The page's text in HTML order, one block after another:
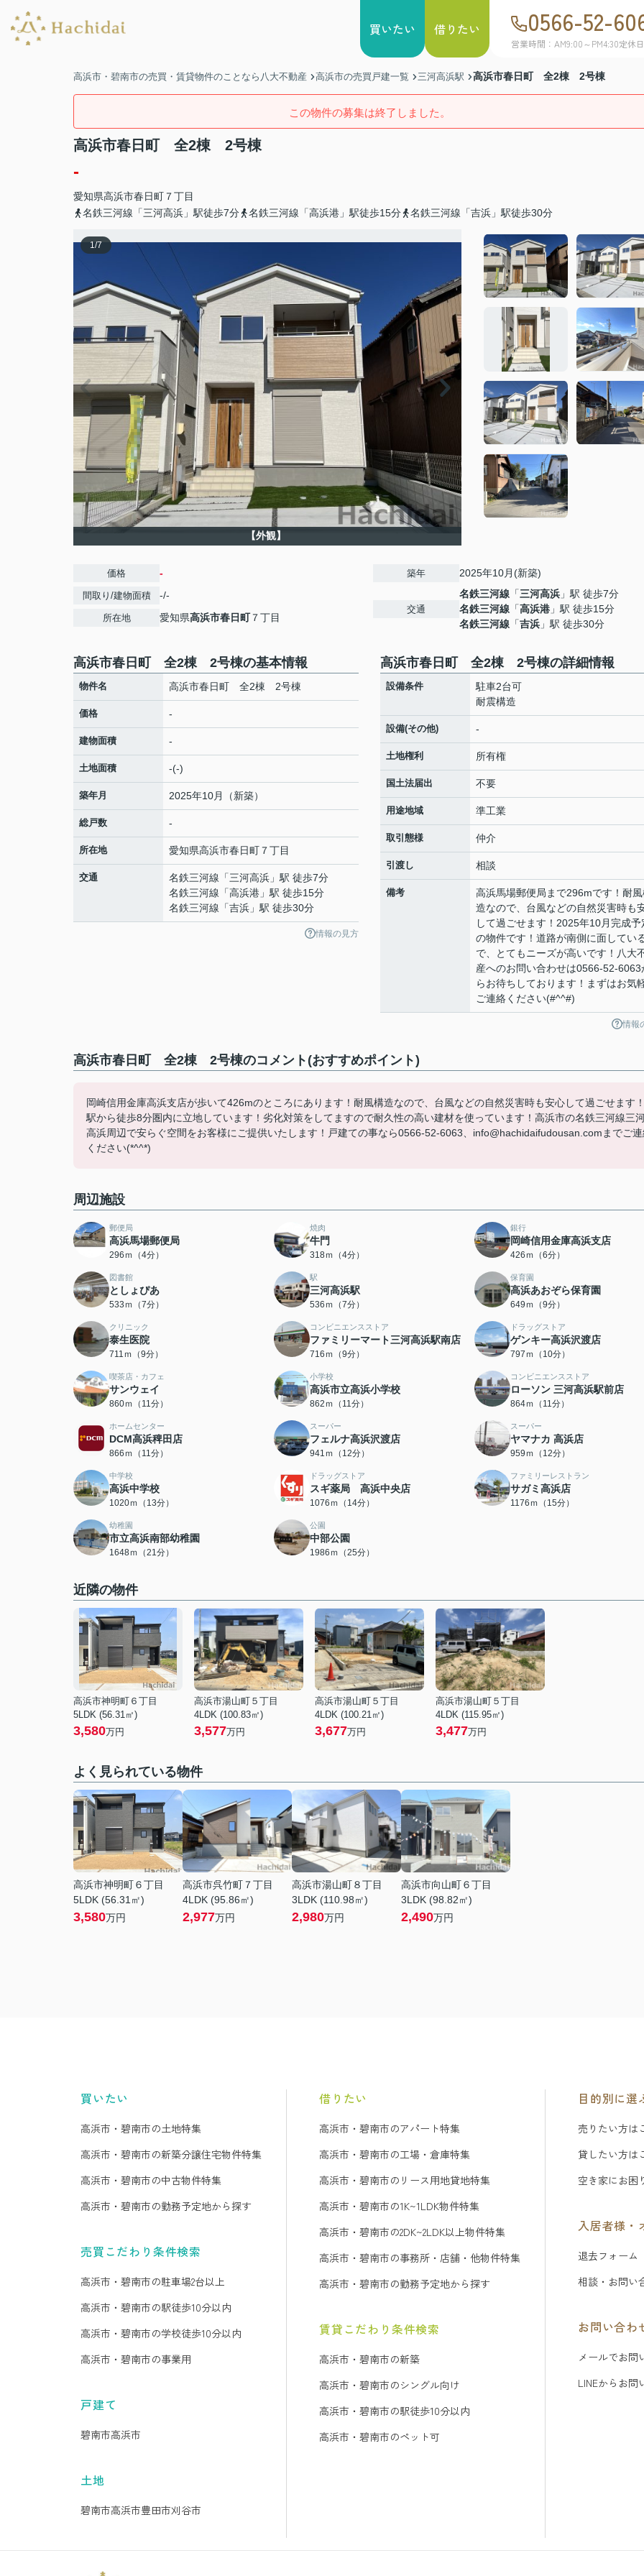
買いたい 借りたい 0566-52-
営業時間：AM9:00～PM4:30定休
高浜市・碧南市の売買・賃貸物件のことなら八大不動産 高浜市の売買戸建一覧 三河高浜駅 高浜市春日町 全2棟 2号棟
この物件の募集は終了しました。
高浜市春日町 全2棟 2号棟
-
愛知県高浜市春日町 ７丁目
名鉄三河線「三河高浜」駅徒歩7分
名鉄三河線「高浜港」駅徒歩15分 名鉄三河線「吉浜」駅徒歩30分
1/7
【外観】
価格 -
間取り/建物面積 -/-
所在地 愛知県高浜市春日町７丁目
築年 2025年10月(新築)
交通
名鉄三河線 「三河高浜 」駅 徒歩7分
名鉄三河線 「高浜港 」駅 徒歩15分
名鉄三河線 「吉浜 」駅 徒歩30分
高浜市春日町 全2棟 2号棟の基本情報
物件名 高浜市春日町 全2棟 2号棟
価格 -
建物面積 -
土地面積 -(-)
築年月 2025年10月（新築）
総戸数 -
所在地 愛知県高浜市春日町 ７丁目
交通 名鉄三河線 「三河高浜 」駅 徒歩7分
名鉄三河線 「高浜港 」駅 徒歩15分
名鉄三河線 「吉浜 」駅 徒歩30分
情報の見方
高浜市春日町 全2棟 2号棟の詳細情報
設備条件
駐車2台可
耐震構造
設備(その他) -
土地権利 所有権
国土法届出 不要
用途地域 準工業
取引態様 仲介
引渡し 相談
備考
高浜馬場郵便局まで296mです！耐
造なので、台風などの自然災害時も
して過ごせます！2025年10月完成予
の物件です！道路が南側に面してい
で、とてもニーズが高いです！八大
産へのお問い合わせは0566-52-6063
らお待ちしております！まずはお気
ご連絡ください(#^^#)
情報
高浜市春日町 全2棟 2号棟のコメント(おすすめポイント)
岡崎信用金庫高浜支店が歩いて426mのところにあります！耐風構造なので、台風などの自然災害時も安心して過ごせます！
駅から徒歩8分圏内に立地しています！劣化対策をしてますので耐久性の高い建材を使っています！高浜市の名鉄三河線三
高浜周辺で安らぐ空間をお客様にご提供いたします！戸建ての事なら0566-52-6063、info@hachidaifudousan.comまでご
ください(*^^*)
周辺施設
郵便局
高浜馬場郵便局
296ｍ（4分）
焼肉
牛門
318ｍ（4分）
銀行
岡崎信用金庫高浜支店
426ｍ（6分）
図書館
としょぴあ
533ｍ（7分）
駅
三河高浜駅
536ｍ（7分）
保育園
高浜あおぞら保育園
649ｍ（9分）
クリニック
泰生医院
711ｍ（9分）
コンビニエンスストア
ファミリーマート三河高浜駅南店
716ｍ（9分）
ドラッグストア
ゲンキー高浜沢渡店
797ｍ（10分）
喫茶店・カフェ
サンウェイ
860ｍ（11分）
小学校
高浜市立高浜小学校
862ｍ（11分）
コンビニエンスストア
ローソン 三河高浜駅前店
864ｍ（11分）
ホームセンター
DCM高浜稗田店
866ｍ（11分）
スーパー
フェルナ高浜沢渡店
941ｍ（12分）
スーパー
ヤマナカ 高浜店
959ｍ（12分）
中学校
高浜中学校
1020ｍ（13分）
ドラッグストア
スギ薬局 高浜中央店
1076ｍ（14分）
ファミリーレストラン
サガミ高浜店
1176ｍ（15分）
幼稚園
市立高浜南部幼稚園
1648ｍ（21分）
公園
中部公園
1986ｍ（25分）
近隣の物件
高浜市神明町６丁目
5LDK (56.31㎡)
3,580万円
高浜市湯山町５丁目
4LDK (100.83㎡)
3,577万円
高浜市湯山町５丁目
4LDK (100.21㎡)
3,677万円
高浜市湯山町５丁目
4LDK (115.95㎡)
3,477万円
よく見られている物件
高浜市神明町６丁目
5LDK (56.31㎡)
3,580万円
高浜市呉竹町７丁目
4LDK (95.86㎡)
2,977万円
高浜市湯山町８丁目
3LDK (110.98㎡)
2,980万円
高浜市向山町６丁目
3LDK (98.82㎡)
2,490万円
買いたい
高浜市・碧南市の土地特集
高浜市・碧南市の新築分譲住宅物件特集
高浜市・碧南市の中古物件特集
高浜市・碧南市の勤務予定地から探す
売買こだわり条件検索
高浜市・碧南市の駐車場2台以上
高浜市・碧南市の駅徒歩10分以内
高浜市・碧南市の学校徒歩10分以内
高浜市・碧南市の事業用
戸建て
碧南市高浜市
土地
碧南市高浜市豊田市刈谷市
借りたい
高浜市・碧南市のアパート特集
高浜市・碧南市の工場・倉庫特集
高浜市・碧南市のリース用地貸地特集
高浜市・碧南市の1K~1LDK物件特集
高浜市・碧南市の2DK~2LDK以上物件特集
高浜市・碧南市の事務所・店舗・他物件特集
高浜市・碧南市の勤務予定地から探す
賃貸こだわり条件検索
高浜市・碧南市の新築
高浜市・碧南市のシングル向け
高浜市・碧南市の駅徒歩10分以内
高浜市・碧南市のペット可
目的別に選
売りたい方は
貸したい方は
空き家にお困
入居者様・
退去フォーム
相談・お問い
お問い合わ
メールでお問
LINEからお問